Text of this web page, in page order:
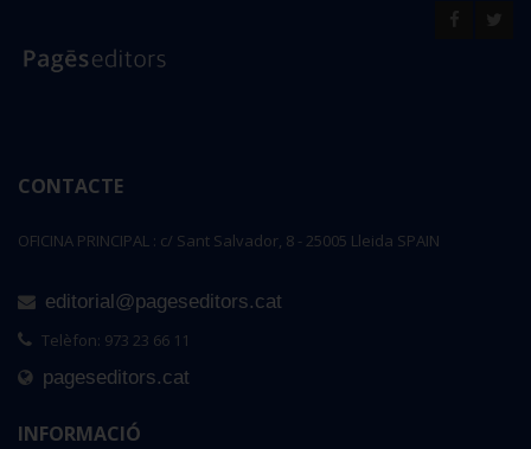
CONTACTE
OFICINA PRINCIPAL : c/ Sant Salvador, 8 - 25005 Lleida SPAIN
editorial@pageseditors.cat
Telèfon: 973 23 66 11
pageseditors.cat
INFORMACIÓ